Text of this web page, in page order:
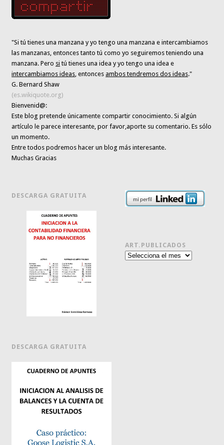
"Si tú tienes una manzana y yo tengo una manzana e intercambiamos
las manzanas, entonces tanto tú como yo seguiremos teniendo una
manzana. Pero si tú tienes una idea y yo tengo una idea e
intercambiamos ideas , entoncesambos tendremos dos ideas."
G. Bernard Shaw
(es.wikiquote.org)
Bienvenid@:
Este blog pretende únicamentecompartir conocimiento. Si algún
artículo le parece interesante,por favor,aporte su comentario. Es sólo
un momento.
Entre todos podremos hacer un blog más interesante.
Muchas Gracias
DESCARGA GRATUITA
DESCARGA GRATUITA
ART.PUBLICADOS
Art.publicados